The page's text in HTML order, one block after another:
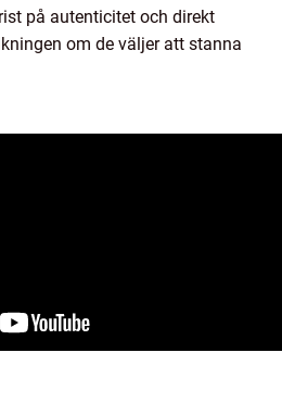
på autenticitet och direkt
om de väljer att stanna